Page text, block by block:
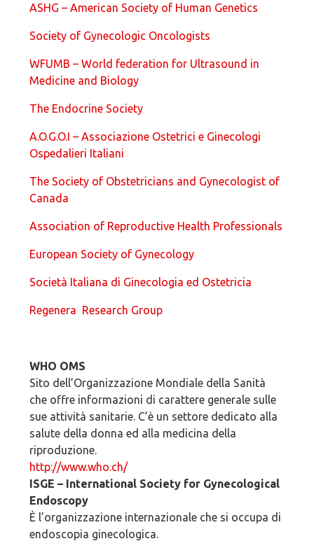
ASHG – American Society of Human Genetics
Society of Gynecologic Oncologists
WFUMB – World federation for Ultrasound in
Medicine and Biology
The Endocrine Society
A.O.G.O.I – Associazione Ostetrici e Ginecologi
Ospedalieri Italiani
The Society of Obstetricians and Gynecologist of
Canada
Association of Reproductive Health Professionals
European Society of Gynecology
Società Italiana di Ginecologia ed Ostetricia
Regenera Research Group
WHO OMS
Sito dell’Organizzazione Mondiale della Sanità
che offre informazioni di carattere generale sulle
sue attività sanitarie. C’è un settore dedicato alla
salute della donna ed alla medicina della
riproduzione.
http://www.who.ch/
ISGE – International Society for Gynecological
Endoscopy
È l’organizzazione internazionale che si occupa di
endoscopia ginecologica.